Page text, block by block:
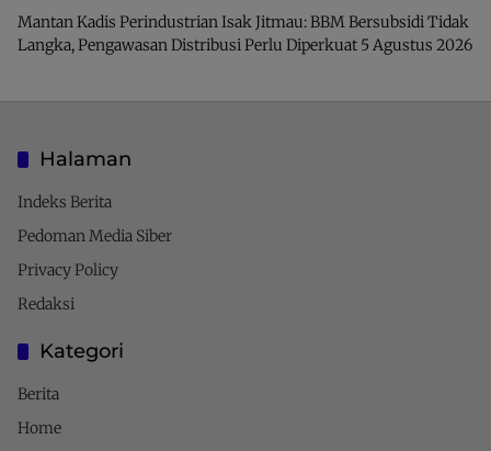
Mantan Kadis Perindustrian Isak Jitmau: BBM Bersubsidi Tidak
Langka, Pengawasan Distribusi Perlu Diperkuat 5 Agustus 2026
Halaman
Indeks Berita
Pedoman Media Siber
Privacy Policy
Redaksi
Kategori
Berita
Home